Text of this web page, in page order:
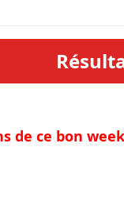
de ce bon